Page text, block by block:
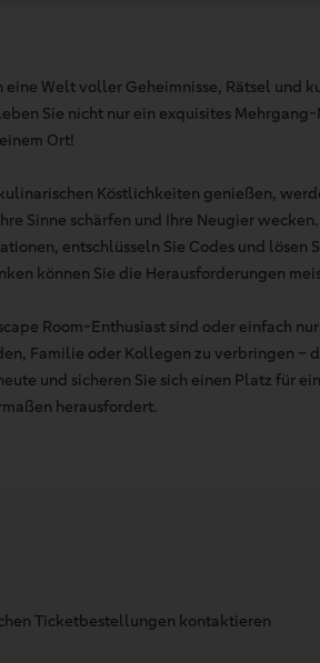
eine Welt voller Geheimnisse, Rätsel und
Sie nicht nur ein exquisites
Ort!
Köstlichkeiten genießen,
Sinne schärfen und Ihre Neugier
entschlüsseln Sie Codes und
können Sie die Herausforderungen
Room-Enthusiast sind oder einfach
Familie oder Kollegen zu verbringen –
und sicheren Sie sich einen Platz für
herausfordert.
Ticketbestellungen kontaktieren